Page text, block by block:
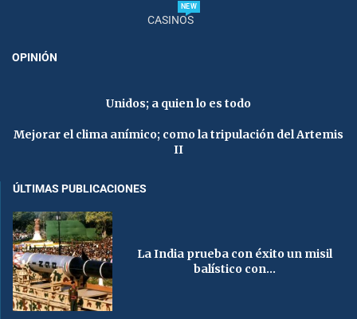
CASINOS
NEW
OPINIÓN
Unidos; a quien lo es todo
Mejorar el clima anímico; como la tripulación del Artemis
II
ÚLTIMAS PUBLICACIONES
La India prueba con éxito un misil
balístico con...